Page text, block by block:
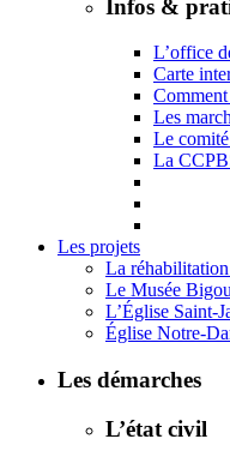
Infos &
L’office
Carte
Les
Le
La
Les projets
La
Le Musée
L’Église Saint-
Église Notre-
Les démarches
L’état civil